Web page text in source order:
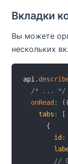
Вкладки
Вы можете
нескольких
api .
/* ... */
onRead : (
tabs :
[
{
id :
//